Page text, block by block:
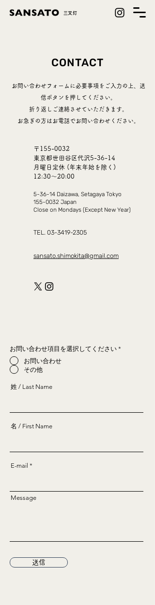
​三叉灯
CONTACT
お問い合わせフォームに必要事項をご入力の上、 送
信ボタンを押してください。
折り返しご連絡させていただきます。
​お急ぎの方はお電話でお問い合わせください。
〒155-0032
東京都世田谷区代沢5-36-14
月曜日定休 (年末年始を除く)
12:30〜20:00
5-36-14 Daizawa, Setagaya Tokyo
155-0032 Japan
Close on Mondays (Except New Year)
TEL. 03-3419-2305
sansato.shimokita@gmail.com
お問い合わせ項目を選択してください *
お問い合わせ
その他
姓 / Last Name
名 / First Name
E-mail
Message
送信